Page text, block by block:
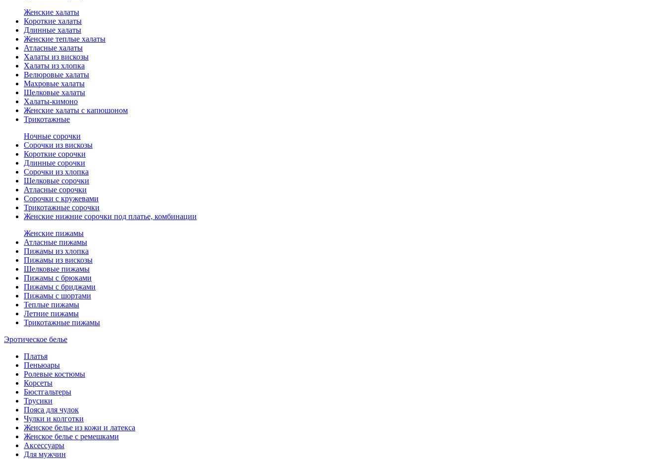
Женские халаты
Короткие халаты
Длинные халаты
Женские теплые халаты
Атласные халаты
Халаты из вискозы
Халаты из хлопка
Велюровые халаты
Махровые халаты
Шелковые халаты
Халаты-кимоно
Женские халаты с капюшоном
Трикотажные
Ночные сорочки
Сорочки из вискозы
Короткие сорочки
Длинные сорочки
Сорочки из хлопка
Шелковые сорочки
Атласные сорочки
Сорочки с кружевами
Трикотажные сорочки
Женские нижние сорочки под платье, комбинации
Женские пижамы
Атласные пижамы
Пижамы из хлопка
Пижамы из вискозы
Шелковые пижамы
Пижамы с брюками
Пижамы с бриджами
Пижамы с шортами
Теплые пижамы
Летние пижамы
Трикотажные пижамы
Эротическое белье
Платья
Пеньюары
Ролевые костюмы
Корсеты
Бюстгальтеры
Трусики
Пояса для чулок
Чулки и колготки
Женское белье из кожи и латекса
Женское белье с ремешками
Аксессуары
Для мужчин